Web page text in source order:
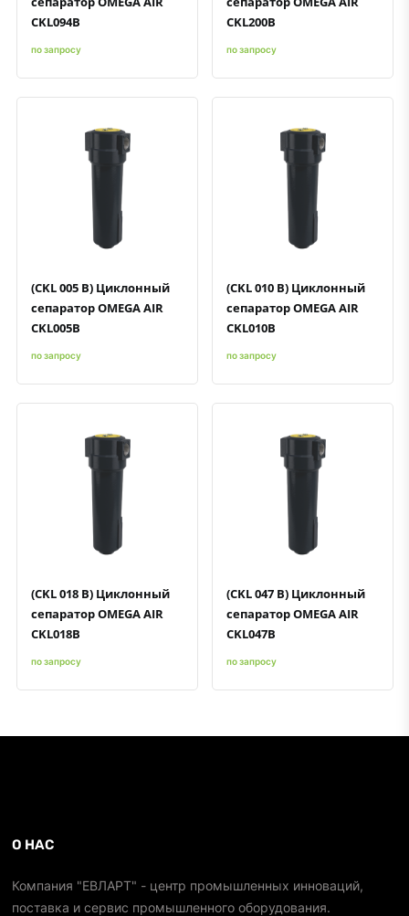
CKL094B
по запросу
CKL200B
по запросу
Быстрый просмотрДобавить к сравнению
(CKL 005 B) Циклонный
сепаратор OMEGA AIR
CKL005B
по запросу
Быстрый просмотрДобавить к сравнению
(CKL 010 B) Циклонный
сепаратор OMEGA AIR
CKL010B
по запросу
Быстрый просмотрДобавить к сравнению
(CKL 018 B) Циклонный
сепаратор OMEGA AIR
CKL018B
по запросу
Быстрый просмотрДобавить к сравнению
(CKL 047 B) Циклонный
сепаратор OMEGA AIR
CKL047B
по запросу
О НАС
Компания "ЕВЛАРТ" - центр промышленных инноваций,
поставка и сервис промышленного оборудования.